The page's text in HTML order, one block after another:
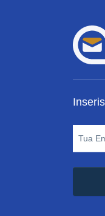
Tua